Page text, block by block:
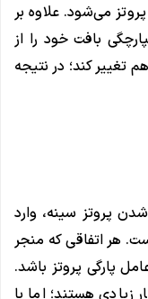
می‌شود. علاوه بر
بافت خود را از
کند؛ در نتیجه
پروتز سینه، وارد
هر اتفاقی که منجر
پارگی پروتز باشد.